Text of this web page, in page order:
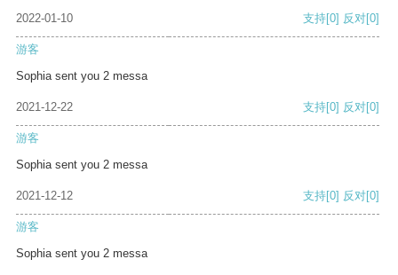
2022-01-10 支持[0] 反对[0]
游客
Sophia sent you 2 messa
2021-12-22 支持[0] 反对[0]
游客
Sophia sent you 2 messa
2021-12-12 支持[0] 反对[0]
游客
Sophia sent you 2 messa